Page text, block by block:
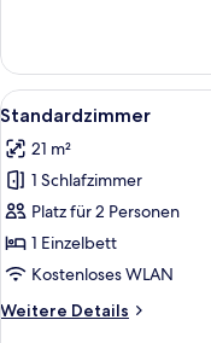
Zimmer
Alle
Fotos
für
Standardzimmer
anzeigen
13
Standardzimmer
21 m²
1 Schlafzimmer
Platz für 2 Personen
1 Einzelbett
Kostenloses WLAN
Weitere Details
Weitere